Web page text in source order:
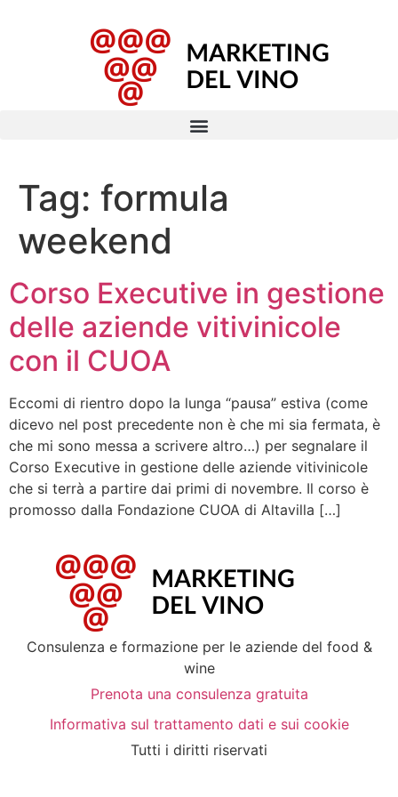
Tag: formula
weekend
Corso Executive in gestione
delle aziende vitivinicole
con il CUOA
Eccomi di rientro dopo la lunga “pausa” estiva (come
dicevo nel post precedente non è che mi sia fermata, è
che mi sono messa a scrivere altro…) per segnalare il
Corso Executive in gestione delle aziende vitivinicole
che si terrà a partire dai primi di novembre. Il corso è
promosso dalla Fondazione CUOA di Altavilla […]
Consulenza e formazione per le aziende del food &
wine
Prenota una consulenza gratuita
Informativa sul trattamento dati e sui cookie
Tutti i diritti riservati